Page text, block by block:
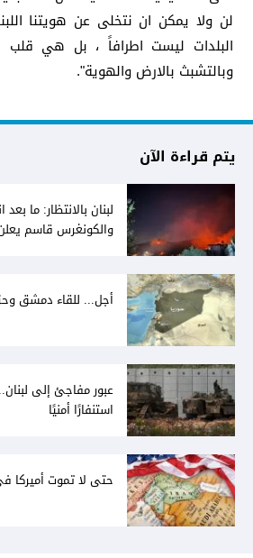
لن ولا يمكن ان نتخلى عن هويتنا
البلدات ليست اطرافاً ، بل هي قلب
وبالتشبث بالارض والهوية".
يتم قراءة الآن
لبنان بالانتظار: ما
والكونغرس قاسم
أجل... للقاء دمشق
استنفارًا أمنيًا
حتى لا تموت أميركا